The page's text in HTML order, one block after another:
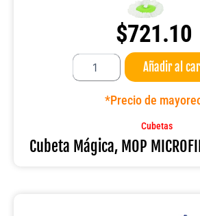
$721.10
Cubeta
Mágica,
MOP
MICROFIBRA+REP.
Añadir al
*Precio de
Cubetas
Cubeta Mágica, MOP